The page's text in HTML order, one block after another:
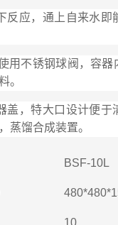
反应，通上自来水即
用不锈钢球阀，容器
。
盖，特大口设计便于
蒸馏合成装置。
BSF-10L